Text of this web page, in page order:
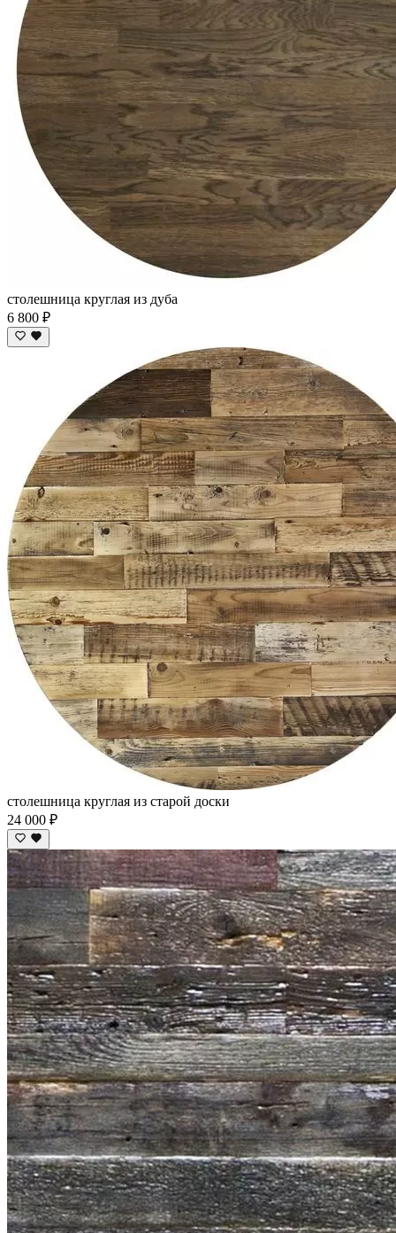
столешница круглая из дуба
6 800 ₽
столешница круглая из старой доски
24 000 ₽